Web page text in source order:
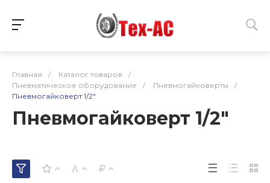
Главная / Каталог товаров
/
Пневматическое оборудование
/ Пневмогайковерты
/
Пневмогайковерт 1/2"
Пневмогайковерт 1/2"